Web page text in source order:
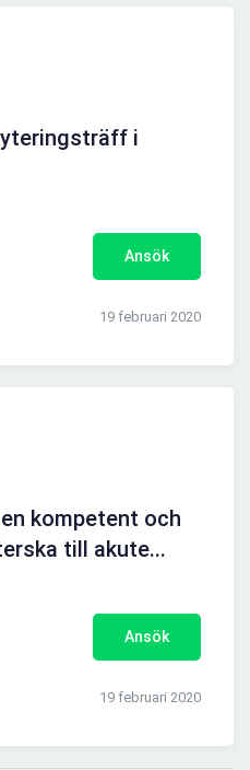
i
Ansök
19 februari 2020
kompetent och
till akute...
Ansök
19 februari 2020